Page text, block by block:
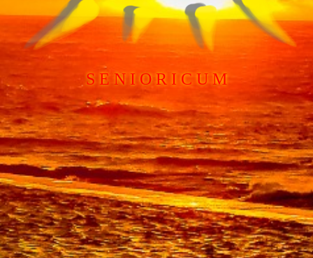
S E N I O R I C U M